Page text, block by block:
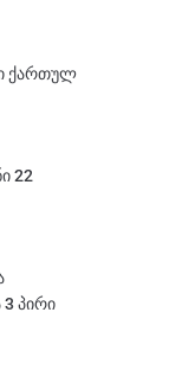
ქართულ
22
პირი